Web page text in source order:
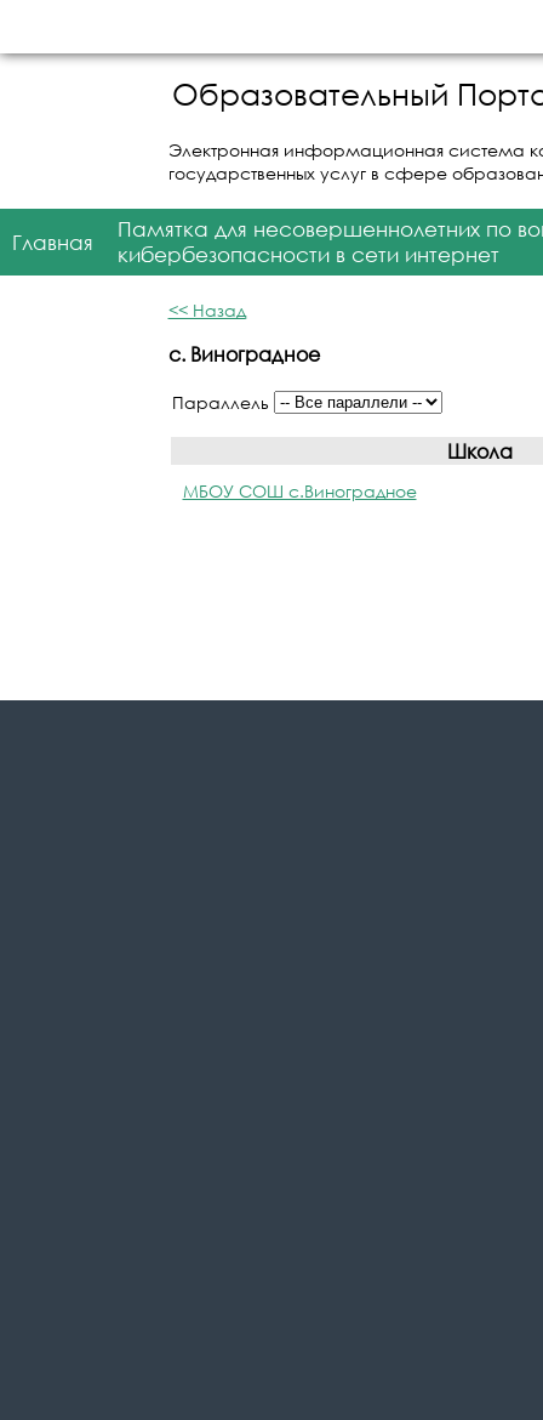
Образовательный
Электронная информационная система
государственных услуг в сфере
Главная
Памятка для несовершеннолетних по
кибербезопасности в сети интернет
<< Назад
с. Виноградное
Параллель
Школа
МБОУ СОШ с.Виноградное